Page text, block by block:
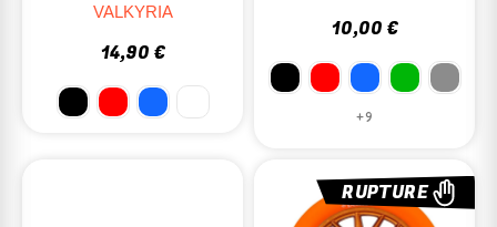
VALKYRIA
14,90 €
10,00 €
+9
RUPTURE